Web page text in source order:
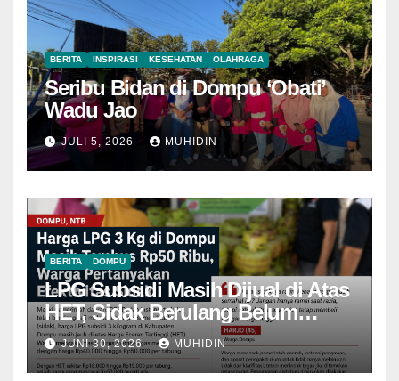
BERITA INSPIRASI KESEHATAN OLAHRAGA
Seribu Bidan di Dompu ‘Obati’
Wadu Jao
JULI 5, 2026 MUHIDIN
BERITA DOMPU
LPG Subsidi Masih Dijual di Atas
HET, Sidak Berulang Belum
Mampu Menekan Harga
JUNI 30, 2026 MUHIDIN